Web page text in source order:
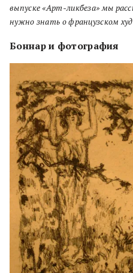
выпуске «Арт-ликбеза» мы
нужно знать о французском
Боннар и фотография